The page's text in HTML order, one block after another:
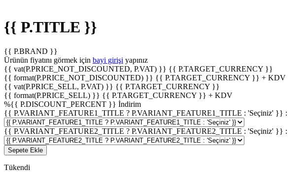
{{ P.TITLE }}
{{ P.BRAND }}
Ürünün fiyatını görmek için bayi girişi yapınız
{{ vat(P.PRICE_NOT_DISCOUNTED, P.VAT) }} {{ P.TARGET_CURRENCY }}
{{ format(P.PRICE_NOT_DISCOUNTED) }} {{ P.TARGET_CURRENCY }} + KDV
{{ vat(P.PRICE_SELL, P.VAT) }} {{ P.TARGET_CURRENCY }}
{{ format(P.PRICE_SELL) }} {{ P.TARGET_CURRENCY }} + KDV
%{{ P.DISCOUNT_PERCENT }} İndirim
{{ P.VARIANT_FEATURE1_TITLE ? P.VARIANT_FEATURE1_TITLE : 'Seçiniz' }} :
{{ P.VARIANT_FEATURE2_TITLE ? P.VARIANT_FEATURE2_TITLE : 'Seçiniz' }} :
Sepete Ekle
Tükendi